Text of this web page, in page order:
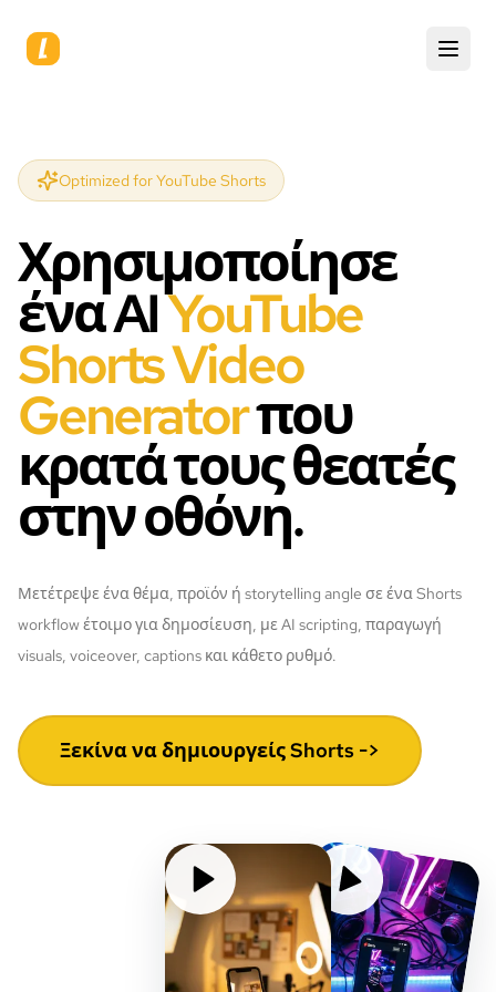
Optimized for YouTube Shorts
Χρησιμοποίησε
ένα AIYouTube
Shorts Video
Generatorπου
κρατά τους θεατές
στην οθόνη.
Μετέτρεψε ένα θέμα, προϊόν ή storytelling angle σε ένα Shorts
workflow έτοιμο για δημοσίευση, με AI scripting, παραγωγή
visuals, voiceover, captions και κάθετο ρυθμό.
Ξεκίνα να δημιουργείς Shorts ->